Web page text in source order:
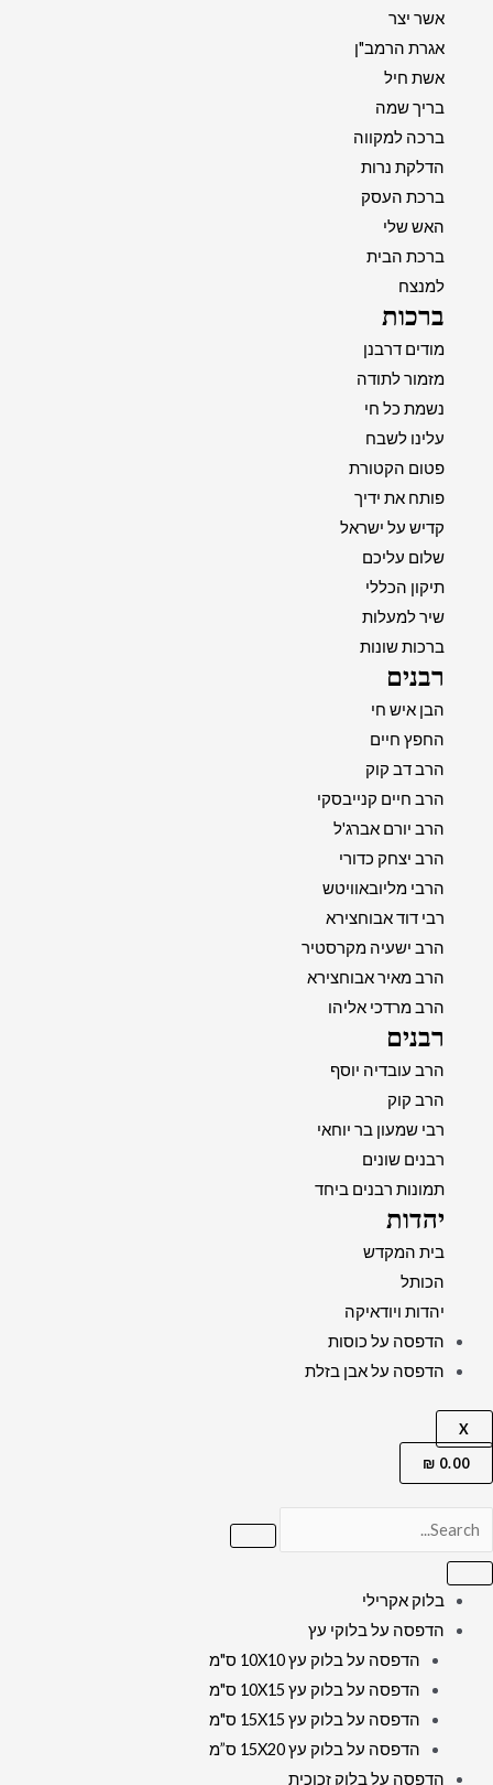
אשר יצר
אגרת הרמב"ן
אשת חיל
בריך שמה
ברכה למקווה
הדלקת נרות
ברכת העסק
האש שלי
ברכת הבית
למנצח
ברכות
מודים דרבנן
מזמור לתודה
נשמת כל חי
עלינו לשבח
פטום הקטורת
פותח את ידיך
קדיש על ישראל
שלום עליכם
תיקון הכללי
שיר למעלות
ברכות שונות
רבנים
הבן איש חי
החפץ חיים
הרב דב קוק
הרב חיים קנייבסקי
הרב יורם אברג'ל
הרב יצחק כדורי
הרבי מליובאוויטש
רבי דוד אבוחצירא
הרב ישעיה מקרסטיר
הרב מאיר אבוחצירא
הרב מרדכי אליהו
רבנים
הרב עובדיה יוסף
הרב קוק
רבי שמעון בר יוחאי
רבנים שונים
תמונות רבנים ביחד
יהדות
בית המקדש
הכותל
יהדות ויודאיקה
הדפסה על כוסות
הדפסה על אבן בזלת
X
0.00
₪
בלוק אקרילי
הדפסה על בלוקי עץ
הדפסה על בלוק עץ 10X10 ס"מ
הדפסה על בלוק עץ 10X15 ס"מ
הדפסה על בלוק עץ 15X15 ס"מ
הדפסה על בלוק עץ 15X20 ס”מ
הדפסה על בלוק זכוכית